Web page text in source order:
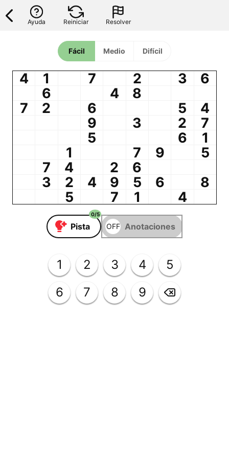
Ayuda Reiniciar Resolver
Fácil Medio Difícil
4 1 7 2 3
6
6
4
8
7
2 6 5
4
9
3 2
7
5
6
1
1
7 9
5
7
4 2
6
3
2 4 9 5 6
8
5
7 1 4
Pista
0/5
Anotaciones
1 2 3 4
5
6
7 8 9